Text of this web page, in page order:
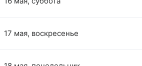
17 мая, воскресенье